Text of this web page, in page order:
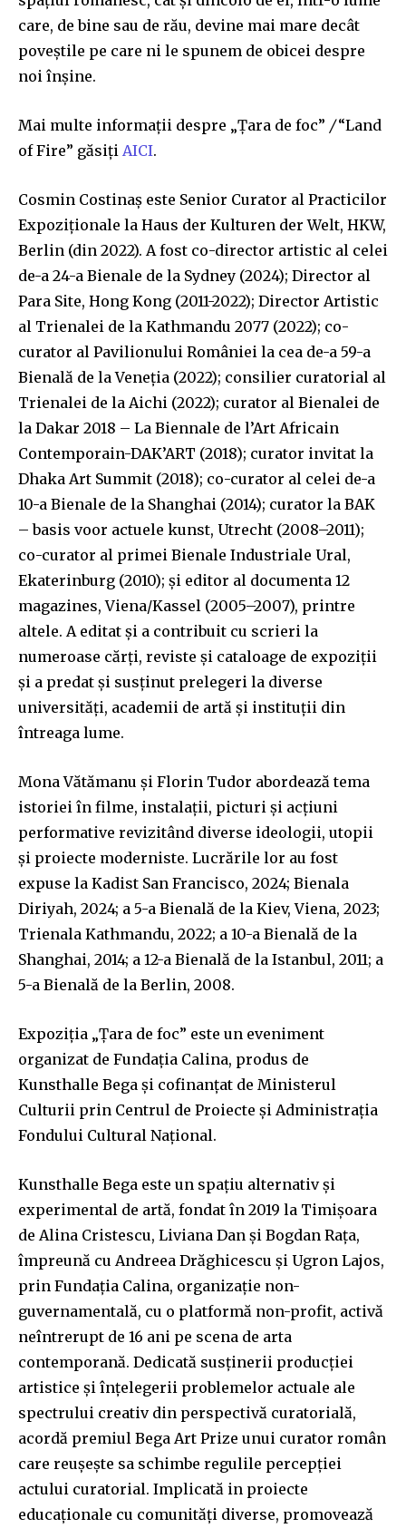
care, de bine sau de rău, devine mai mare decât
poveștile pe care ni le spunem de obicei despre
noi înșine.
Mai multe informații despre „Țara de foc” /“Land
of Fire” găsiți AICI.
Cosmin Costinaș este Senior Curator al Practicilor
Expoziționale la Haus der Kulturen der Welt, HKW,
Berlin (din 2022). A fost co-director artistic al celei
de-a 24-a Bienale de la Sydney (2024); Director al
Para Site, Hong Kong (2011-2022); Director Artistic
al Trienalei de la Kathmandu 2077 (2022); co-
curator al Pavilionului României la cea de-a 59-a
Bienală de la Veneția (2022); consilier curatorial al
Trienalei de la Aichi (2022); curator al Bienalei de
la Dakar 2018 – La Biennale de l’Art Africain
Contemporain-DAK’ART (2018); curator invitat la
Dhaka Art Summit (2018); co-curator al celei de-a
10-a Bienale de la Shanghai (2014); curator la BAK
– basis voor actuele kunst, Utrecht (2008–2011);
co-curator al primei Bienale Industriale Ural,
Ekaterinburg (2010); și editor al documenta 12
magazines, Viena/Kassel (2005–2007), printre
altele. A editat și a contribuit cu scrieri la
numeroase cărți, reviste și cataloage de expoziții
și a predat și susținut prelegeri la diverse
universități, academii de artă și instituții din
întreaga lume.
Mona Vătămanu și Florin Tudor abordează tema
istoriei în filme, instalații, picturi și acțiuni
performative revizitând diverse ideologii, utopii
și proiecte moderniste. Lucrările lor au fost
expuse la Kadist San Francisco, 2024; Bienala
Diriyah, 2024; a 5-a Bienală de la Kiev, Viena, 2023;
Trienala Kathmandu, 2022; a 10-a Bienală de la
Shanghai, 2014; a 12-a Bienală de la Istanbul, 2011; a
5-a Bienală de la Berlin, 2008.
Expoziția „Țara de foc” este un eveniment
organizat de Fundația Calina, produs de
Kunsthalle Bega și cofinanțat de Ministerul
Culturii prin Centrul de Proiecte și Administrația
Fondului Cultural Național.
Kunsthalle Bega este un spațiu alternativ și
experimental de artă, fondat în 2019 la Timișoara
de Alina Cristescu, Liviana Dan și Bogdan Rața,
împreună cu Andreea Drăghicescu și Ugron Lajos,
prin Fundația Calina, organizație non-
guvernamentală, cu o platformă non-profit, activă
neîntrerupt de 16 ani pe scena de arta
contemporană. Dedicată susținerii producției
artistice și înțelegerii problemelor actuale ale
spectrului creativ din perspectivă curatorială,
acordă premiul Bega Art Prize unui curator român
care reușește sa schimbe regulile percepției
actului curatorial. Implicată in proiecte
educaționale cu comunități diverse, promovează